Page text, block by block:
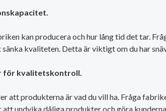
kan producera och hur lång tid det tar.
kvaliteten. Detta är viktigt om du har
för kvalitetskontroll.
att produkterna är vad du vill ha. Fråga
undvika dåliga produkter och göra